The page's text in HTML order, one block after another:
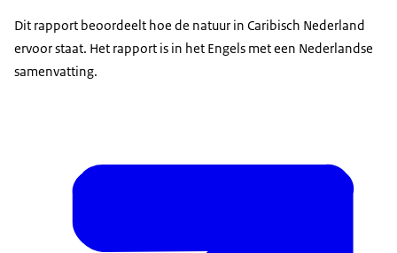
Dit rapport beoordeelt hoe de natuur in Caribisch Nederland
ervoor staat. Het rapport is in het Engels met een Nederlandse
samenvatting.